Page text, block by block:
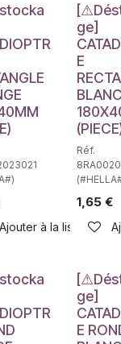
Ajouter à la liste de
ge]
E
BLANC
Réf.
1,65€
ge]
E